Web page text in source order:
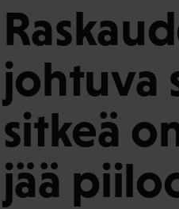
johtuva
sitkeä
jää